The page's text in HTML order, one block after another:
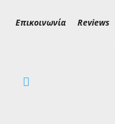
Επικοινωνία Reviews